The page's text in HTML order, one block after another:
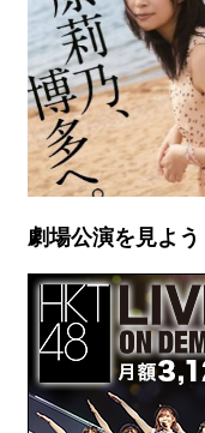
劇場公演を見よう